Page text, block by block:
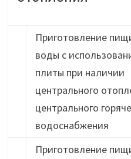
Приготовление
воды с
плиты при наличии
центрального
центрального
водоснабжения
Приготовление